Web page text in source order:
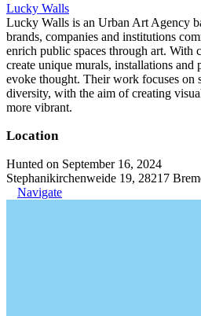
Lucky Walls
Lucky Walls is an Urban Art Agency
brands, companies and institutions
enrich public spaces through art. With
create unique murals, installations and
evoke thought. Their work focuses on
diversity, with the aim of creating
more vibrant.
Location
Hunted on September 16, 2024
Stephanikirchenweide 19, 28217
Navigate